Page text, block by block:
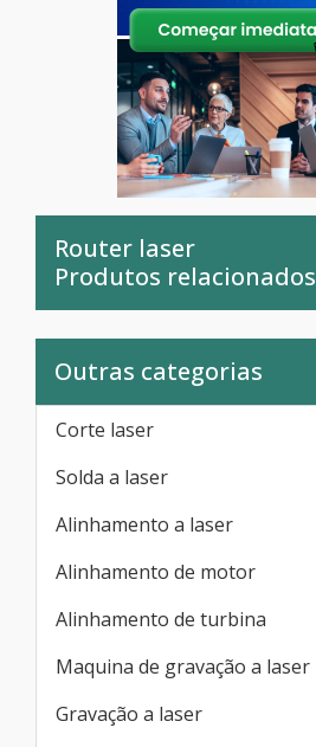
Router laser
Produtos relacionados
Outras categorias
Corte laser
Solda a laser
Alinhamento a laser
Alinhamento de motor
Alinhamento de turbina
Maquina de gravação a laser
Gravação a laser